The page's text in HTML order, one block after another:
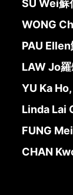
SU Wei蘇
WONG
PAU Ellen
LAW Jo
YU Ka
Linda Lai
FUNG
CHAN